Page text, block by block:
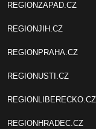
REGIONZAPAD.CZ
REGIONJIH.CZ
REGIONPRAHA.CZ
REGIONUSTI.CZ
REGIONLIBERECKO.CZ
REGIONHRADEC.CZ